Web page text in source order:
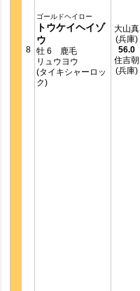
8
ゴールドヘイロー
トウケイヘイゾ
ウ
牡 6 鹿毛
リュウヨウ
(タイキシャーロッ
ク)
大山真
(兵庫)
56.0
住吉朝
(兵庫)